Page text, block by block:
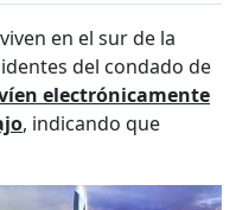
en el sur de la
del condado de
electrónicamente
, indicando que